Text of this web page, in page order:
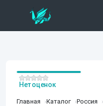
Главная Каталог Россия
Нет оценок